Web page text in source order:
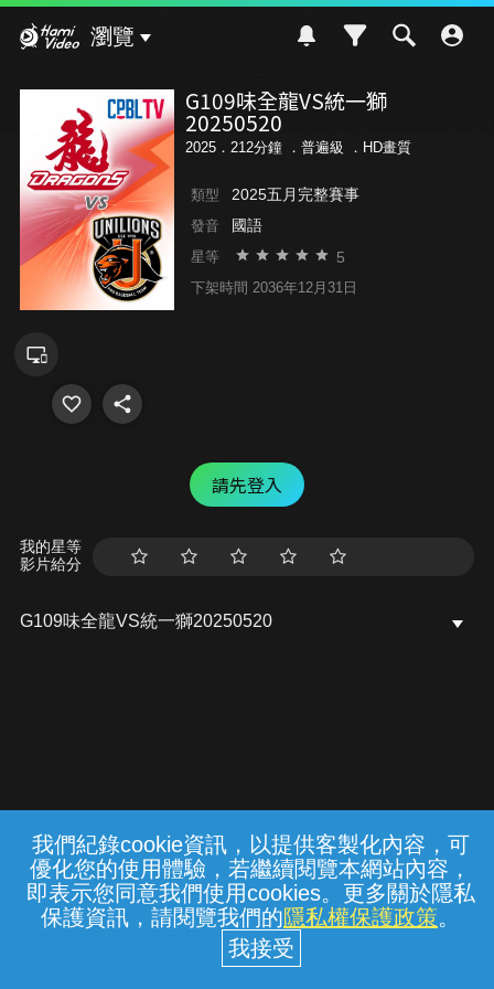
我們紀錄cookie資訊，以提供客製化內容，可
優化您的使用體驗，若繼續閱覽本網站內容，
即表示您同意我們使用cookies。更多關於隱私
保護資訊，請閱覽我們的隱私權保護政策。
瀏覽
G109味全龍VS統一獅
20250520
2025．212分鐘 ． 普遍級 ．HD畫質
類型 2025五月完整賽事
發音 國語
星等 5
下架時間 2036年12月31日
請先登入
我的星等
影片給分
G109味全龍VS統一獅20250520
常見問題 線上客服 服務條款 隱私權保護
中華電信股份有限公司個人家庭分公司
(統一編號：96979949) © 2026
{{notifyMsg}}